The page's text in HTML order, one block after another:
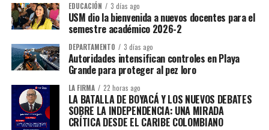
EDUCACIÓN 3 días ago
USM dio la bienvenida a nuevos docentes para el
semestre académico 2026-2
DEPARTAMENTO 3 días ago
Autoridades intensifican controles en Playa
Grande para proteger al pez loro
LA FIRMA 22 horas ago
LA BATALLA DE BOYACÁ Y LOS NUEVOS DEBATES
SOBRE LA INDEPENDENCIA: UNA MIRADA
CRÍTICA DESDE EL CARIBE COLOMBIANO